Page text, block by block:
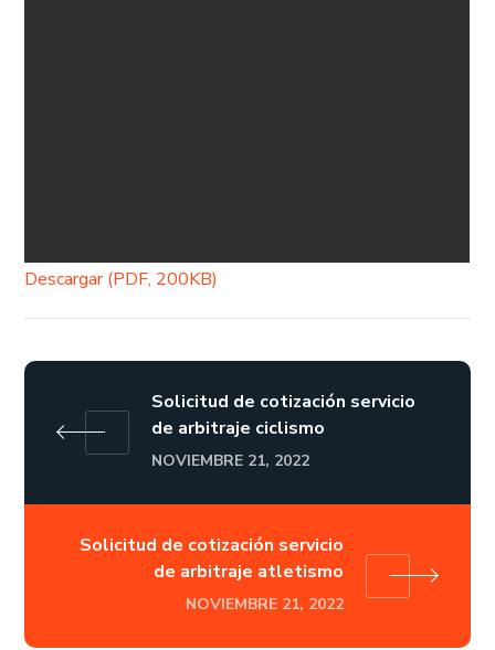
Descargar (PDF, 200KB)
Solicitud de cotización servicio
de arbitraje ciclismo
NOVIEMBRE 21, 2022
Solicitud de cotización servicio
de arbitraje atletismo
NOVIEMBRE 21, 2022